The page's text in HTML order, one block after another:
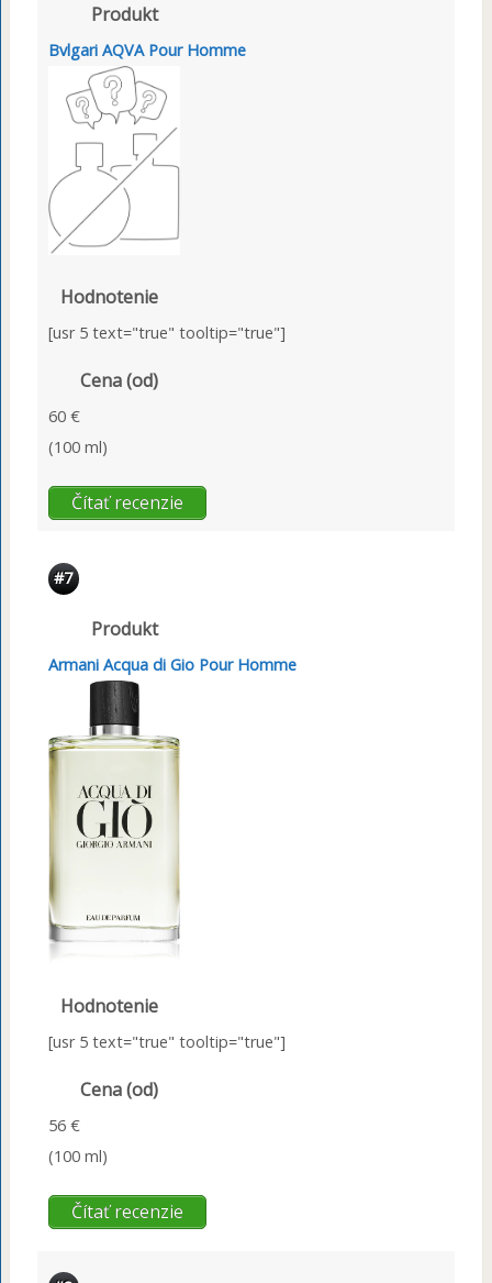
Produkt
Bvlgari AQVA Pour Homme
Hodnotenie
[usr 5 text="true" tooltip="true"]
Cena (od)
60 €
(100 ml)
Čítať recenzie
#7
Produkt
Armani Acqua di Gio Pour Homme
Hodnotenie
[usr 5 text="true" tooltip="true"]
Cena (od)
56 €
(100 ml)
Čítať recenzie